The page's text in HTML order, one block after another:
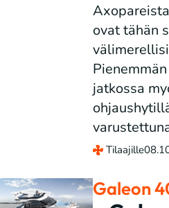
ovat tähän
jatkossa
Tilaajille
Galeon